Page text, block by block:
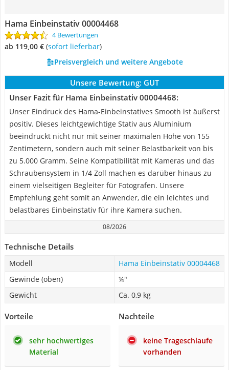
Hama Einbeinstativ 00004468
4 Bewertungen
ab 119,00 € ( Sofort lieferbar)
Preisvergleich und weitere Angebote
Unsere Bewertung: GUT
Unser Fazit für Hama Einbeinstativ 00004468:
Unser Eindruck des Hama-Einbeinstatives Smooth ist äußerst
positiv. Dieses leichtgewichtige Stativ aus Aluminium
beeindruckt nicht nur mit seiner maximalen Höhe von 155
Zentimetern, sondern auch mit seiner Belastbarkeit von bis
zu 5.000 Gramm. Seine Kompatibilität mit Kameras und das
Schraubensystem in 1/4 Zoll machen es darüber hinaus zu
einem vielseitigen Begleiter für Fotografen. Unsere
Empfehlung geht somit an Anwender, die ein leichtes und
belastbares Einbeinstativ für ihre Kamera suchen.
08/2026
Technische Details
Modell
Hama Einbeinstativ 00004468
Gewinde (oben)
¼"
Gewicht
Ca. 0,9 kg
Vorteile
sehr hochwertiges
Material
Nachteile
keine Trageschlaufe
vorhanden